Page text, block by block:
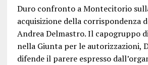
Duro confronto a Montecitorio
acquisizione della corrispondenza
Andrea Delmastro. Il capogruppo
nella Giunta per le autorizzazioni,
difende il parere espresso